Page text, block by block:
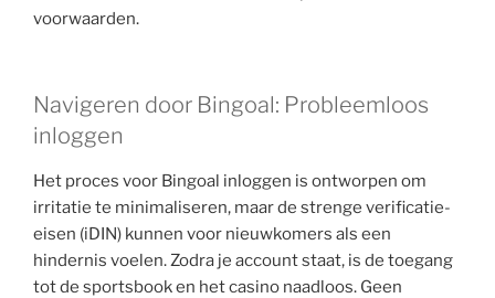
voorwaarden.
Navigeren door Bingoal: Probleemloos
inloggen
Het proces voor Bingoal inloggen is ontworpen om
irritatie te minimaliseren, maar de strenge verificatie-
eisen (iDIN) kunnen voor nieuwkomers als een
hindernis voelen. Zodra je account staat, is de toegang
tot de sportsbook en het casino naadloos. Geen